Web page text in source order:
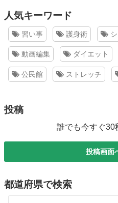
人気キーワード
習い事 護身術
動画編集 ダイエット
公民館 ストレッチ
投稿
誰でも今すぐ30
投稿画面
都道府県で検索